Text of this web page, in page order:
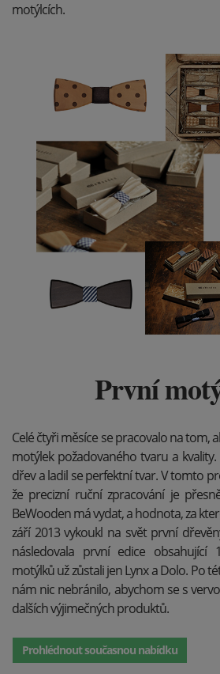
motýlcích.
První
Celé čtyři měsíce se pracovalo na tom,
motýlek požadovaného tvaru a
dřev a ladil se perfektní tvar. V tomto
že precizní ruční zpracování je
BeWooden má vydat, a hodnota, za
září 2013 vykoukl na svět první
následovala první edice
motýlků už zůstali jen Lynx a Dolo. Po
nám nic nebránilo, abychom se s
dalších výjimečných produktů.
Prohlédnout současnou nabídku